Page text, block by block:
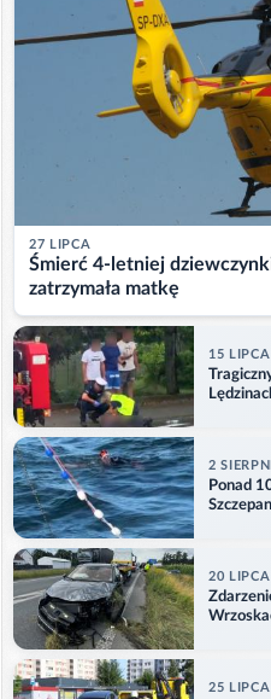
27 LIPCA
Śmierć 4-letniej
zatrzymała matkę
15 LIPCA
2
Ponad
20 LIPCA
25 LIPCA